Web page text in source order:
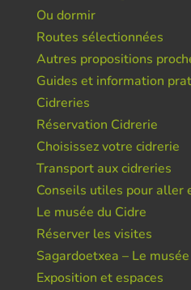
Ou dormir
Routes sélectionnées
Autres propositions
Guides et information
Cidreries
Réservation Cidrerie
Choisissez votre cidrerie
Transport aux cidreries
Conseils utiles pour aller
Le musée du Cidre
Réserver les visites
Sagardoetxea – Le musée
Exposition et espaces